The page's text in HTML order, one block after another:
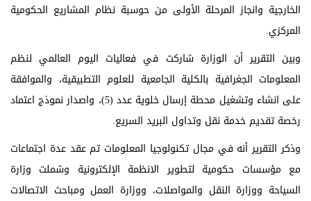
الخارجية وانجاز المرحلة الأولى من حوسبة نظام المشاريع الحكومية
المركزي.
وبين التقرير أن الوزارة شاركت في فعاليات اليوم العالمي لنظم
المعلومات الجغرافية بالكلية الجامعية للعلوم التطبيقية، والموافقة
على انشاء وتشغيل محطة إرسال خلوية عدد (5)، واصدار نموذج اعتماد
رخصة تقديم خدمة نقل وتداول البريد السريع.
وذكر التقرير أنه في مجال تكنولوجيا المعلومات تم عقد عدة اجتماعات
مع مؤسسات حكومية لتطوير الانظمة الإلكترونية وشملت وزارة
السياحة ووزارة النقل والمواصلات، ووزارة العمل ومباحث الاتصالات